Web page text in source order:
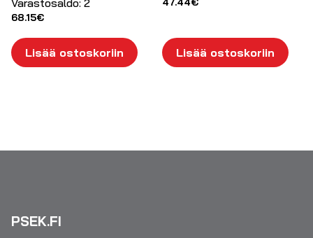
Varastosaldo: 2
68.15€
Lisää ostoskoriin Lisää ostoskoriin
PSEK.FI